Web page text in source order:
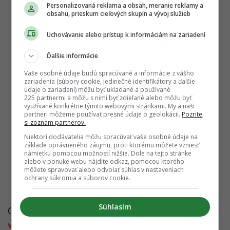
Celý tento koncept ti tak ponúka nielen prísun
vitamínov
Personalizovaná reklama a obsah, meranie reklamy a
obsahu, prieskum cieľových skupín a vývoj služieb
Uchovávanie alebo prístup k informáciám na zariadení
Ďalšie informácie
Vaše osobné údaje budú spracúvané a informácie z vášho
zariadenia (súbory cookie, jedinečné identifikátory a ďalšie
údaje o zariadení) môžu byť ukladané a používané
225 partnermi a môžu s nimi byť zdieľané alebo môžu byť
využívané konkrétne týmito webovými stránkami. My a naši
partneri môžeme používať presné údaje o geolokácii. Pozrite
si zoznam partnerov.
Niektorí dodávatelia môžu spracúvať vaše osobné údaje na
základe oprávneného záujmu, proti ktorému môžete vzniesť
námietku pomocou možností nižšie. Dole na tejto stránke
alebo v ponuke webu nájdite odkaz, pomocou ktorého
môžete spravovať alebo odvolať súhlas v nastaveniach
ochrany súkromia a súborov cookie.
Súhlasím